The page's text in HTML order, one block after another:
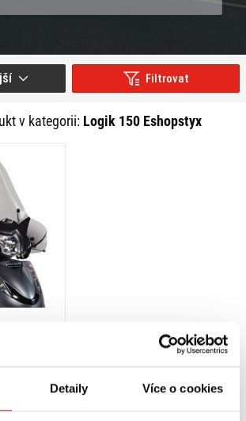
Detaily Více o cookies
Filtrovat
v kategorii: Logik 150 Eshopstyx